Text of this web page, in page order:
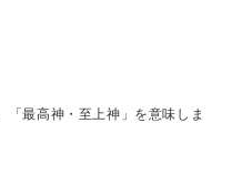
「最高神・至上神」を意味しま